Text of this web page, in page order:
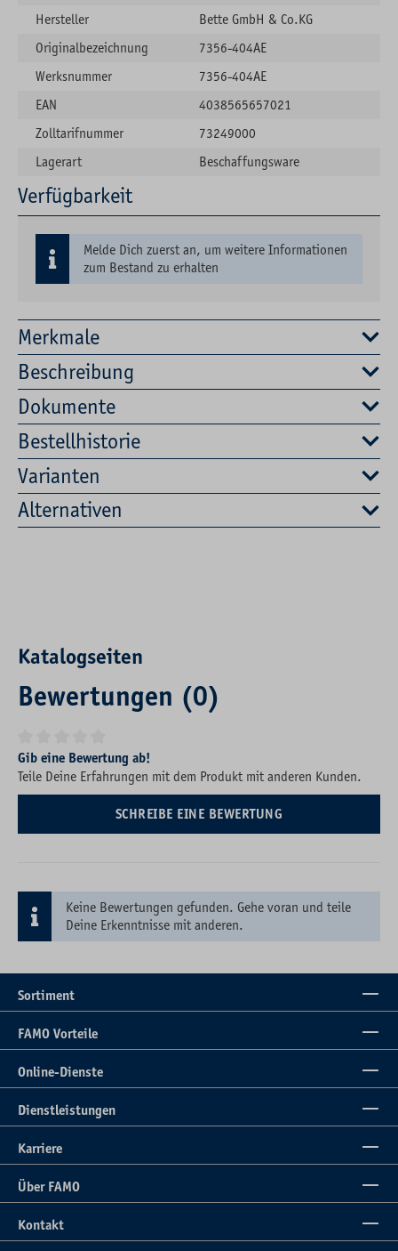
Merkmale
Beschreibung
Dokumente
Bestellhistorie
Varianten
Alternativen
Hersteller
Bette GmbH & Co.KG
Originalbezeichnung
7356-404AE
Werksnummer
7356-404AE
EAN
4038565657021
Zolltarifnummer
73249000
Lagerart
Beschaffungsware
Verfügbarkeit
Melde Dich zuerst an, um weitere Informationen
zum Bestand zu erhalten
Katalogseiten
Bewertungen (0)
Durchschnittliche Bewertung von 0 von 5 Sternen
Gib eine Bewertung ab!
Teile Deine Erfahrungen mit dem Produkt mit anderen Kunden.
SCHREIBE EINE BEWERTUNG
Keine Bewertungen gefunden. Gehe voran und teile
Deine Erkenntnisse mit anderen.
Sortiment
FAMO Vorteile
Online-Dienste
Dienstleistungen
Karriere
Über FAMO
Kontakt